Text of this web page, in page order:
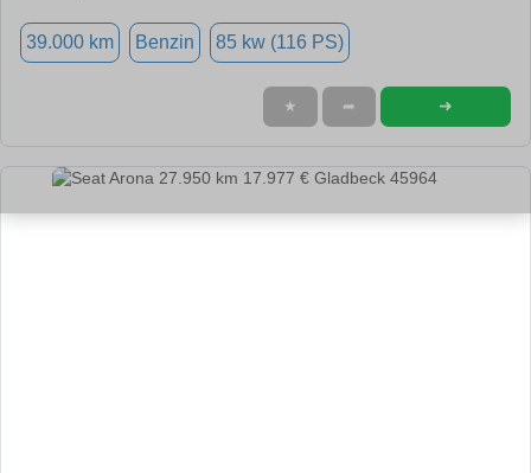
39.000 km Benzin 85 kw (116 PS)
★ ➦ ➜